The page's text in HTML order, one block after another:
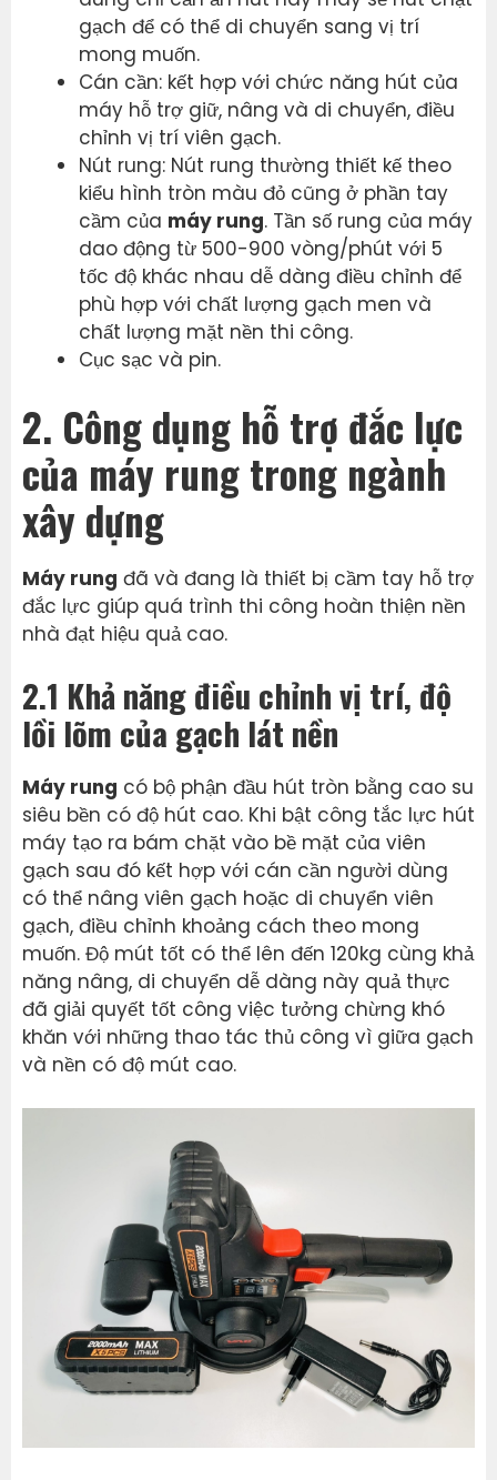
gạch để có thể di chuyển sang vị trí
mong muốn.
Cán cần: kết hợp với chức năng hút của
máy hỗ trợ giữ, nâng và di chuyển, điều
chỉnh vị trí viên gạch.
Nút rung: Nút rung thường thiết kế theo
kiểu hình tròn màu đỏ cũng ở phần tay
cầm của máy rung. Tần số rung của máy
dao động từ 500-900 vòng/phút với 5
tốc độ khác nhau dễ dàng điều chỉnh để
phù hợp với chất lượng gạch men và
chất lượng mặt nền thi công.
Cục sạc và pin.
2. Công dụng hỗ trợ đắc lực
của máy rung trong ngành
xây dựng
Máy rung đã và đang là thiết bị cầm tay hỗ trợ
đắc lực giúp quá trình thi công hoàn thiện nền
nhà đạt hiệu quả cao.
2.1 Khả năng điều chỉnh vị trí, độ
lồi lõm của gạch lát nền
Máy rung có bộ phận đầu hút tròn bằng cao su
siêu bền có độ hút cao. Khi bật công tắc lực hút
máy tạo ra bám chặt vào bề mặt của viên
gạch sau đó kết hợp với cán cần người dùng
có thể nâng viên gạch hoặc di chuyển viên
gạch, điều chỉnh khoảng cách theo mong
muốn. Độ mút tốt có thể lên đến 120kg cùng khả
năng nâng, di chuyển dễ dàng này quả thực
đã giải quyết tốt công việc tưởng chừng khó
khăn với những thao tác thủ công vì giữa gạch
và nền có độ mút cao.